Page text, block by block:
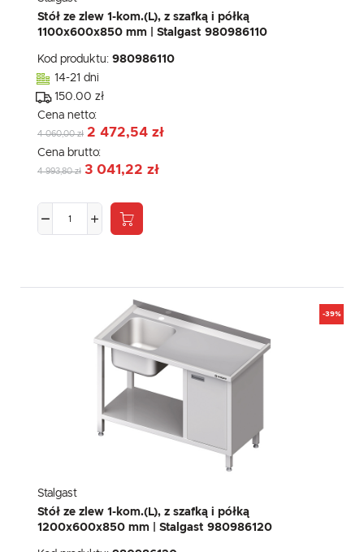
Stół ze zlew 1-kom.(L), z szafką i półką
1100x600x850 mm | Stalgast 980986110
Kod produktu: 980986110
14-21 dni
150.00 zł
Cena netto:
4 060,00 zł 2 472,54 zł
Cena brutto:
4 993,80 zł 3 041,22 zł
-39%
Stalgast
Stół ze zlew 1-kom.(L), z szafką i półką
1200x600x850 mm | Stalgast 980986120